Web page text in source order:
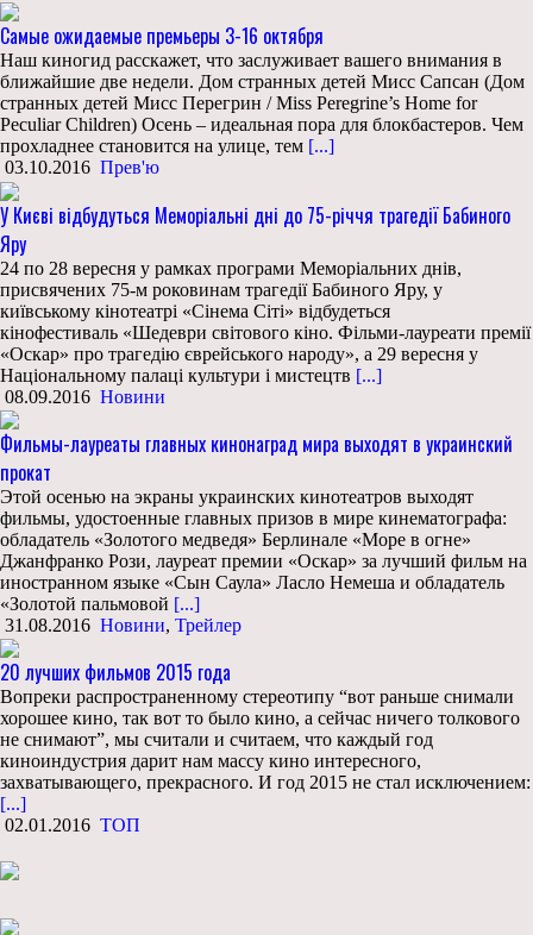
Самые ожидаемые премьеры 3-16 октября
Наш киногид расскажет, что заслуживает вашего внимания в
ближайшие две недели. Дом странных детей Мисс Сапсан (Дом
странных детей Мисс Перегрин / Miss Peregrine’s Home for
Peculiar Children) Осень – идеальная пора для блокбастеров. Чем
прохладнее становится на улице, тем [...]
03.10.2016 Прев'ю
У Києві відбудуться Меморіальні дні до 75-річчя трагедії Бабиного
Яру
24 по 28 вересня у рамках програми Меморіальних днів,
присвячених 75-м роковинам трагедії Бабиного Яру, у
київському кінотеатрі «Сінема Сіті» відбудеться
кінофестиваль «Шедеври світового кіно. Фільми-лауреати премії
«Оскар» про трагедію єврейського народу», а 29 вересня у
Національному палаці культури і мистецтв [...]
08.09.2016 Новини
Фильмы-лауреаты главных кинонаград мира выходят в украинский
прокат
Этой осенью на экраны украинских кинотеатров выходят
фильмы, удостоенные главных призов в мире кинематографа:
обладатель «Золотого медведя» Берлинале «Море в огне»
Джанфранко Рози, лауреат премии «Оскар» за лучший фильм на
иностранном языке «Сын Саула» Ласло Немеша и обладатель
«Золотой пальмовой [...]
31.08.2016 Новини, Трейлер
20 лучших фильмов 2015 года
Вопреки распространенному стереотипу “вот раньше снимали
хорошее кино, так вот то было кино, а сейчас ничего толкового
не снимают”, мы считали и считаем, что каждый год
киноиндустрия дарит нам массу кино интересного,
захватывающего, прекрасного. И год 2015 не стал исключением:
[...]
02.01.2016 ТОП